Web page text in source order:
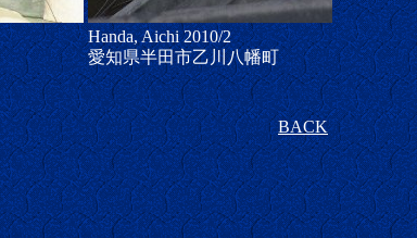
Handa, Aichi 2010/2
愛知県半田市乙川八幡町
BACK